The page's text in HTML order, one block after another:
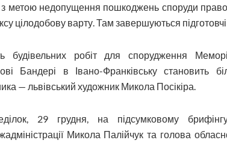
з метою недопущення пошкоджень споруди
цілодобову варту. Там завершуються підготовчі
будівельних робіт для спорудження
Бандері в Івано-Франківську становить
— львівський художник Микола Посікіра.
29 грудня, на підсумковому
Микола Палійчук та голова